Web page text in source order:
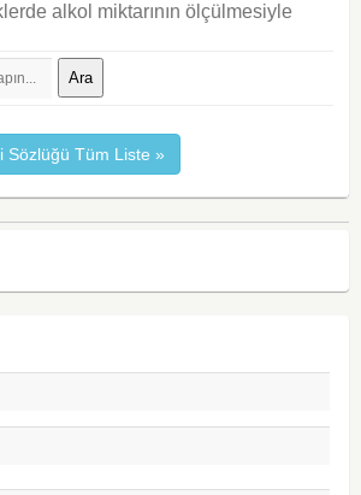
alkol miktarının ölçülmesiyle
Ara
Sözlüğü Tüm Liste »